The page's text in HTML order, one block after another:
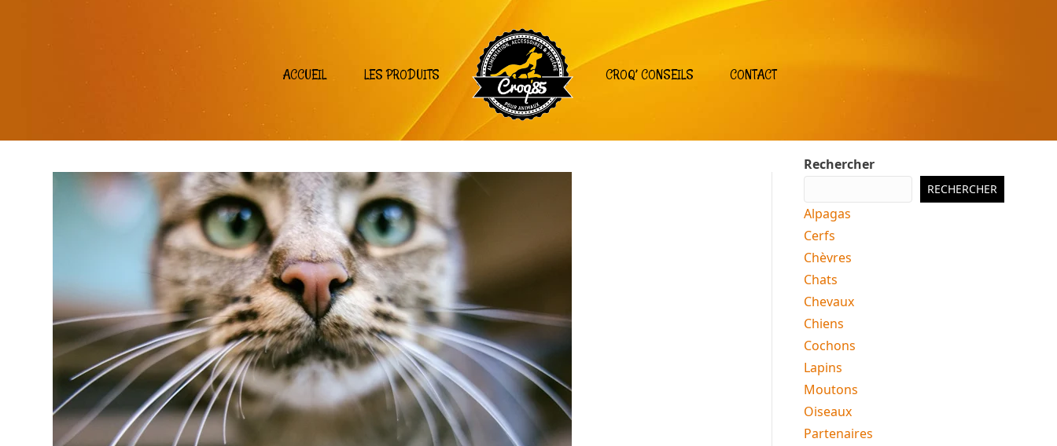
ACCUEIL LES PRODUITS CROQ’ CONSEILS CONTACT
Rechercher
RECHERCHER
Alpagas
Cerfs
Chèvres
Chats
Chevaux
Chiens
Cochons
Lapins
Moutons
Oiseaux
Partenaires